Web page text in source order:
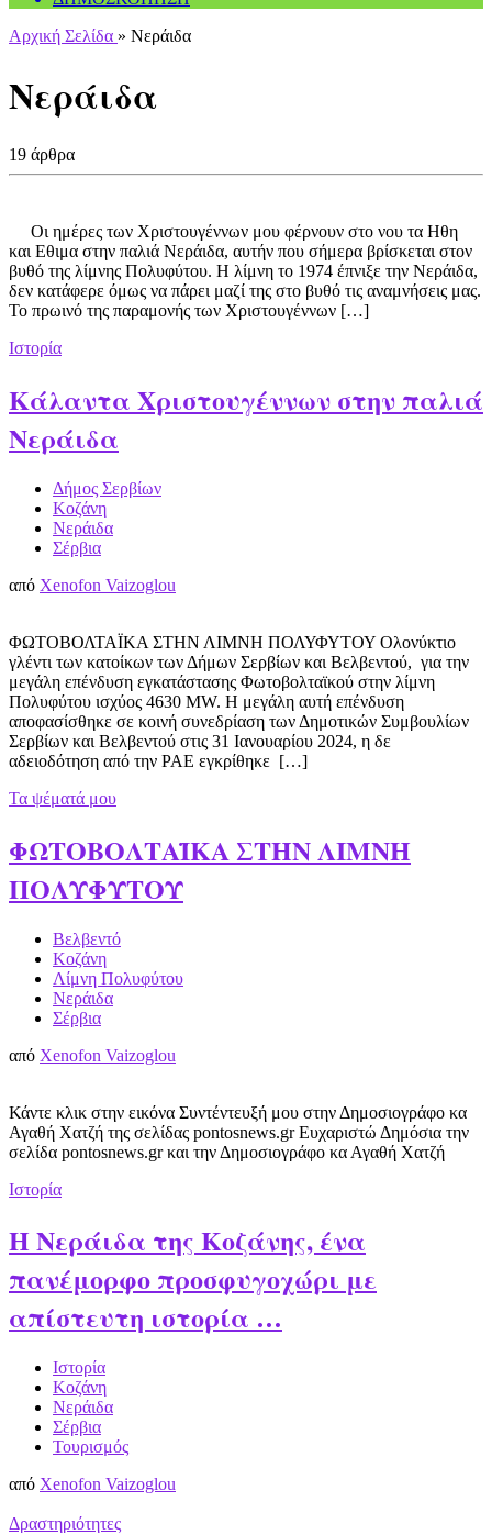
Αρχική Σελίδα » Νεράιδα
Νεράιδα
19 άρθρα
Οι ημέρες των Χριστουγέννων μου φέρνουν στο νου τα Ηθη
και Εθιμα στην παλιά Νεράιδα, αυτήν που σήμερα βρίσκεται στον
βυθό της λίμνης Πολυφύτου. Η λίμνη το 1974 έπνιξε την Νεράιδα,
δεν κατάφερε όμως να πάρει μαζί της στο βυθό τις αναμνήσεις μας.
Το πρωινό της παραμονής των Χριστουγέννων […]
Ιστορία
Κάλαντα Χριστουγέννων στην παλιά
Νεράιδα
Δήμος Σερβίων
Κοζάνη
Νεράιδα
Σέρβια
από Xenofon Vaizoglou
ΦΩΤΟΒΟΛΤΑΪΚΑ ΣΤΗΝ ΛΙΜΝΗ ΠΟΛΥΦΥΤΟΥ Ολονύκτιο
γλέντι των κατοίκων των Δήμων Σερβίων και Βελβεντού, για την
μεγάλη επένδυση εγκατάστασης Φωτοβολταϊκού στην λίμνη
Πολυφύτου ισχύος 4630 MW. Η μεγάλη αυτή επένδυση
αποφασίσθηκε σε κοινή συνεδρίαση των Δημοτικών Συμβουλίων
Σερβίων και Βελβεντού στις 31 Ιανουαρίου 2024, η δε
αδειοδότηση από την ΡΑΕ εγκρίθηκε […]
Τα ψέματά μου
ΦΩΤΟΒΟΛΤΑΪΚΑ ΣΤΗΝ ΛΙΜΝΗ
ΠΟΛΥΦΥΤΟΥ
Βελβεντό
Κοζάνη
Λίμνη Πολυφύτου
Νεράιδα
Σέρβια
από Xenofon Vaizoglou
Κάντε κλικ στην εικόνα Συντέντευξή μου στην Δημοσιογράφο κα
Αγαθή Χατζή της σελίδας pontosnews.gr Ευχαριστώ Δημόσια την
σελίδα pontosnews.gr και την Δημοσιογράφο κα Αγαθή Χατζή
Ιστορία
Η Νεράιδα της Κοζάνης, ένα
πανέμορφο προσφυγοχώρι με
απίστευτη ιστορία …
Ιστορία
Κοζάνη
Νεράιδα
Σέρβια
Τουρισμός
από Xenofon Vaizoglou
Δραστηριότητες